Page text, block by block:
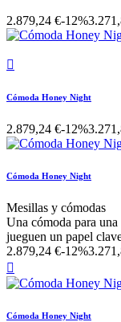
2.879,24 €-12%

Cómoda Honey Night
2.879,24 €-12%
Cómoda Honey Night
Mesillas y cómodas
Una cómoda para
jueguen un papel
2.879,24 €-12%

Cómoda Honey Night